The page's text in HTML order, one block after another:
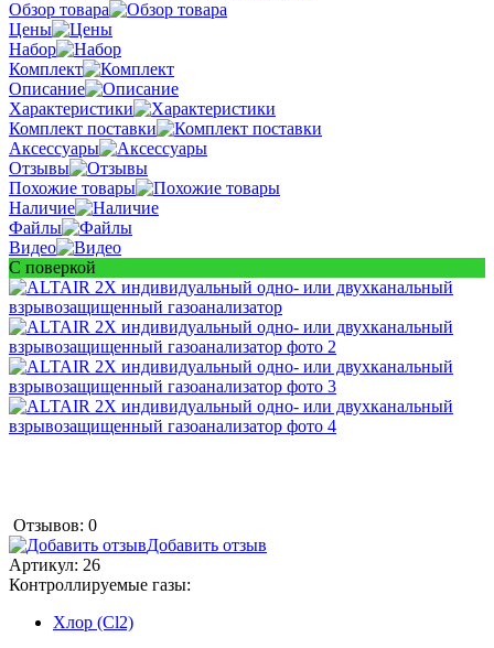
Обзор товара
Цены
Набор
Комплект
Описание
Характеристики
Комплект поставки
Аксессуары
Отзывы
Похожие товары
Наличие
Файлы
Видео
С поверкой
Отзывов: 0
Добавить отзыв
Артикул: 26
Контроллируемые газы:
Хлор (Cl2)